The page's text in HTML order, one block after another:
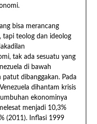
bisa merancang
tapi teolog dan ideolog
tak ada sesuatu yang
di bawah
patut dibanggakan. Pada
dihantam krisis
ekonominya
menjadi 10,3%
(2011). Inflasi 1999